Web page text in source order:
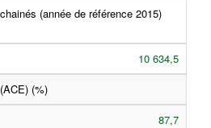
(année de référence 2015)
10 634,5
(%)
87,7